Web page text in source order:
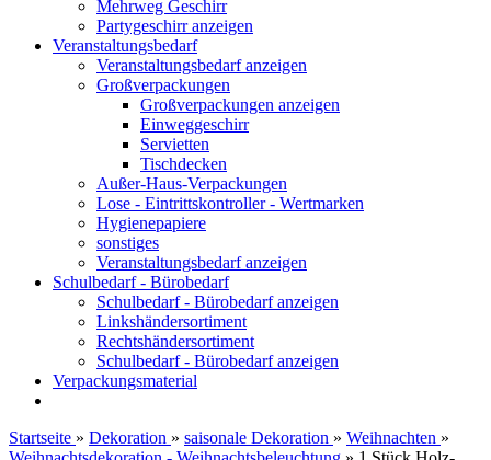
Mehrweg Geschirr
Partygeschirr anzeigen
Veranstaltungsbedarf
Veranstaltungsbedarf anzeigen
Großverpackungen
Großverpackungen anzeigen
Einweggeschirr
Servietten
Tischdecken
Außer-Haus-Verpackungen
Lose - Eintrittskontroller - Wertmarken
Hygienepapiere
sonstiges
Veranstaltungsbedarf anzeigen
Schulbedarf - Bürobedarf
Schulbedarf - Bürobedarf anzeigen
Linkshändersortiment
Rechtshändersortiment
Schulbedarf - Bürobedarf anzeigen
Verpackungsmaterial
Startseite » Dekoration » saisonale Dekoration » Weihnachten »